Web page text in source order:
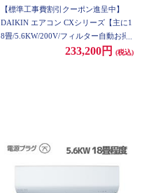
【標準工事費割引クーポン進呈中】
DAIKIN エアコン CXシリーズ【主に1
8畳/5.6KW/200V/フィルター自動お掃
除/温室パトロール/2023年モデル】★
233,200円 (税込)